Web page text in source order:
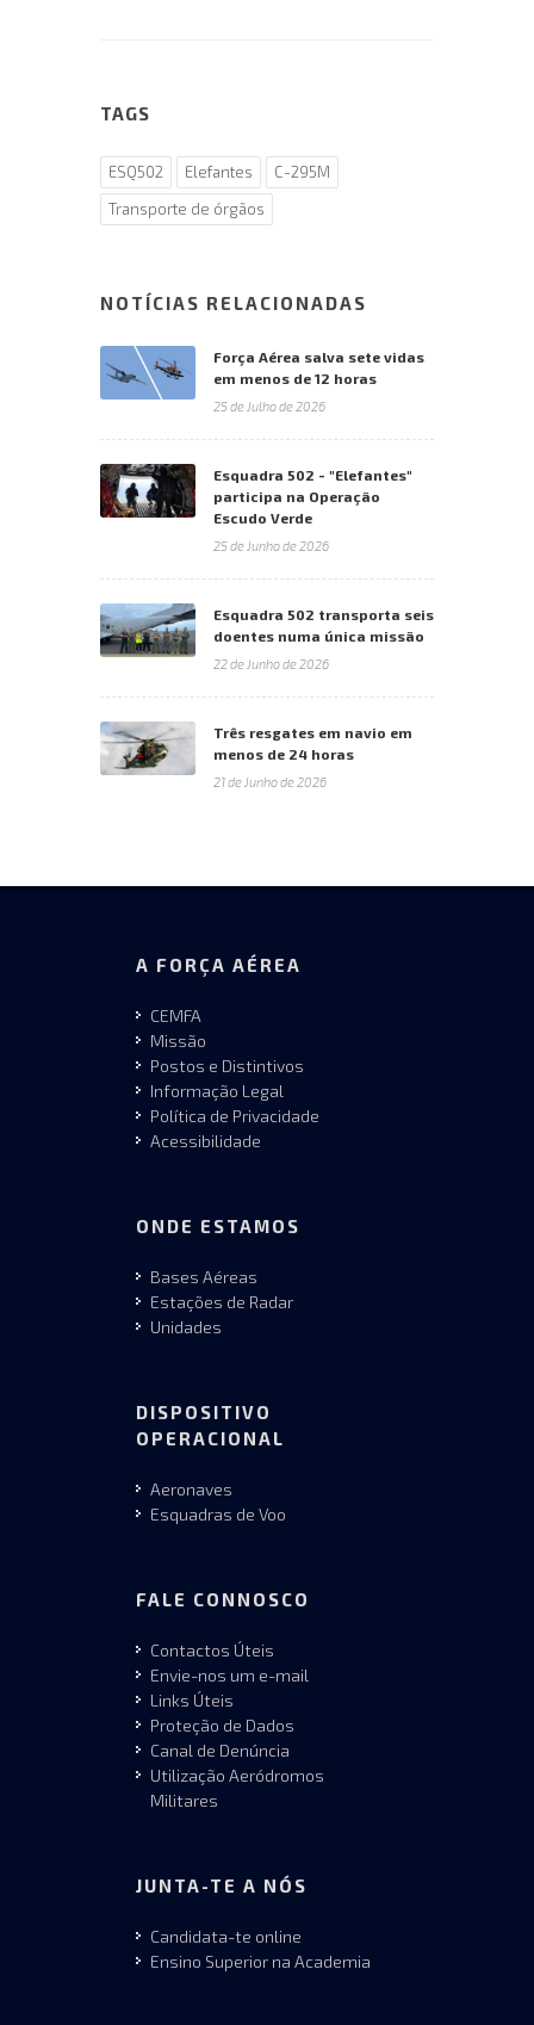
TAGS
ESQ502 Elefantes
C-295M
Transporte de órgãos
NOTÍCIAS RELACIONADAS
Força Aérea salva sete vidas
em menos de 12 horas
25 de Julho de 2026
Esquadra 502 - "Elefantes"
participa na Operação
Escudo Verde
25 de Junho de 2026
Esquadra 502 transporta seis
doentes numa única missão
22 de Junho de 2026
Três resgates em navio em
menos de 24 horas
21 de Junho de 2026
A FORÇA AÉREA
CEMFA
Missão
Postos e Distintivos
Informação Legal
Política de Privacidade
Acessibilidade
ONDE ESTAMOS
Bases Aéreas
Estações de Radar
Unidades
DISPOSITIVO
OPERACIONAL
Aeronaves
Esquadras de Voo
FALE CONNOSCO
Contactos Úteis
Envie-nos um e-mail
Links Úteis
Proteção de Dados
Canal de Denúncia
Utilização Aeródromos
Militares
JUNTA-TE A NÓS
Candidata-te online
Ensino Superior na Academia